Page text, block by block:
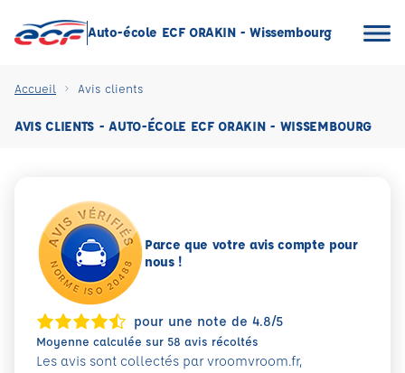
Auto-école ECF ORAKIN - Wissembourg
Accueil Avis clients
AVIS CLIENTS - AUTO-ÉCOLE ECF ORAKIN - WISSEMBOURG
Parce que votre avis compte pour
nous !
pour une note de 4.8/5
Moyenne calculée sur 58 avis récoltés
Les avis sont collectés par vroomvroom.fr,